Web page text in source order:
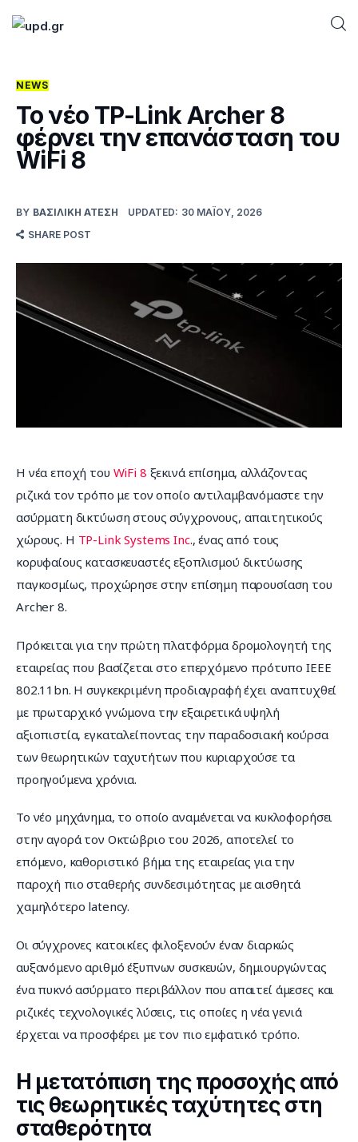
Home
News
Futuring
Blog
NEWS
Το νέο TP-Link Archer 8
φέρνει την επανάσταση του
WiFi 8
BY ΒΑΣΙΛΙΚΉ ΑΤΈΣΗ UPDATED: 30 ΜΑΪ́ΟΥ, 2026
SHARE POST
Η νέα εποχή του WiFi 8 ξεκινά επίσημα, αλλάζοντας
ριζικά τον τρόπο με τον οποίο αντιλαμβανόμαστε την
ασύρματη δικτύωση στους σύγχρονους, απαιτητικούς
χώρους. Η TP-Link Systems Inc., ένας από τους
κορυφαίους κατασκευαστές εξοπλισμού δικτύωσης
παγκοσμίως, προχώρησε στην επίσημη παρουσίαση του
Archer 8.
Πρόκειται για την πρώτη πλατφόρμα δρομολογητή της
εταιρείας που βασίζεται στο επερχόμενο πρότυπο IEEE
802.11bn. Η συγκεκριμένη προδιαγραφή έχει αναπτυχθεί
με πρωταρχικό γνώμονα την εξαιρετικά υψηλή
αξιοπιστία, εγκαταλείποντας την παραδοσιακή κούρσα
των θεωρητικών ταχυτήτων που κυριαρχούσε τα
προηγούμενα χρόνια.
Το νέο μηχάνημα, το οποίο αναμένεται να κυκλοφορήσει
στην αγορά τον Οκτώβριο του 2026, αποτελεί το
επόμενο, καθοριστικό βήμα της εταιρείας για την
παροχή πιο σταθερής συνδεσιμότητας με αισθητά
χαμηλότερο latency.
Οι σύγχρονες κατοικίες φιλοξενούν έναν διαρκώς
αυξανόμενο αριθμό έξυπνων συσκευών, δημιουργώντας
ένα πυκνό ασύρματο περιβάλλον που απαιτεί άμεσες και
ριζικές τεχνολογικές λύσεις, τις οποίες η νέα γενιά
έρχεται να προσφέρει με τον πιο εμφατικό τρόπο.
Η μετατόπιση της προσοχής από
τις θεωρητικές ταχύτητες στη
σταθερότητα